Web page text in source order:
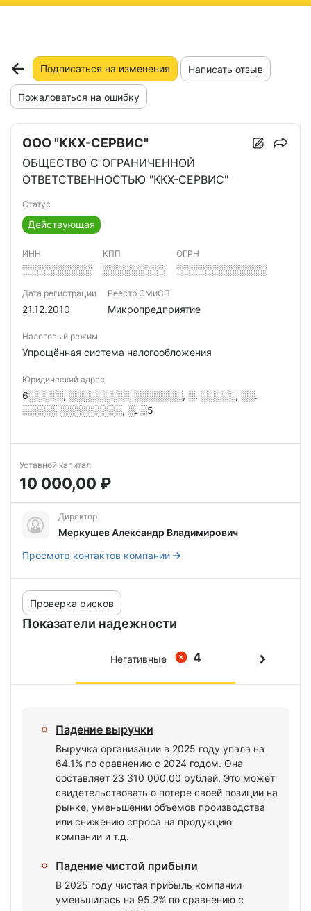
Подписаться на изменения Написать отзыв
Пожаловаться на ошибку
ООО "ККХ-СЕРВИС"
ОБЩЕСТВО С ОГРАНИЧЕННОЙ
ОТВЕТСТВЕННОСТЬЮ "ККХ-СЕРВИС"
Статус
Действующая
ИНН
░░░░░░░░░░
КПП
░░░░░░░░░
ОГРН
░░░░░░░░░░░░░
Дата регистрации
21.12.2010
Реестр СМиСП
Микропредприятие
Налоговый режим
Упрощённая система налогообложения
Юридический адрес
6░░░░░, ░░░░░░░░░ ░░░░░░░, ░. ░░░░░, ░░.
░░░░░ ░░░░░░░░░, ░. ░5
Уставной капитал
10 000,00 ₽
Директор
Меркушев Александр Владимирович
Просмотр контактов компании
Показатели надежности
Проверка рисков
4
Негативные
Падение выручки
Выручка организации в 2025 году упала на
64.1% по сравнению с 2024 годом. Она
составляет 23 310 000,00 рублей. Это может
свидетельствовать о потере своей позиции на
рынке, уменьшении объемов производства
или снижению спроса на продукцию
компании и т.д.
Падение чистой прибыли
В 2025 году чистая прибыль компании
уменьшилась на 95.2% по сравнению с